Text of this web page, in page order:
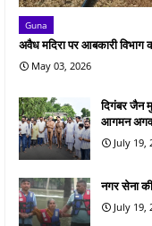
Guna
अवैध मदिरा पर आबकारी विभाग
May 03, 2026
दिगंबर जैन
आगमन
July 19,
नगर सेना
July 19,